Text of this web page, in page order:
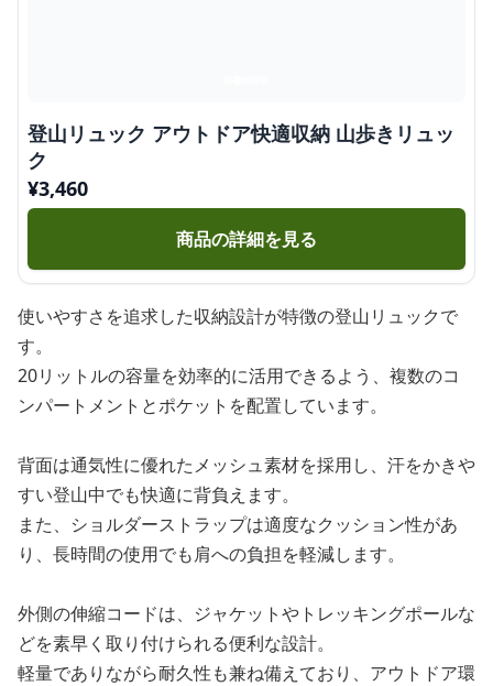
登山リュック アウトドア快適収納 山歩きリュッ
ク
¥3,460
商品の詳細を見る
使いやすさを追求した収納設計が特徴の登山リュックで
す。
20リットルの容量を効率的に活用できるよう、複数のコ
ンパートメントとポケットを配置しています。
背面は通気性に優れたメッシュ素材を採用し、汗をかきや
すい登山中でも快適に背負えます。
また、ショルダーストラップは適度なクッション性があ
り、長時間の使用でも肩への負担を軽減します。
外側の伸縮コードは、ジャケットやトレッキングポールな
どを素早く取り付けられる便利な設計。
軽量でありながら耐久性も兼ね備えており、アウトドア環